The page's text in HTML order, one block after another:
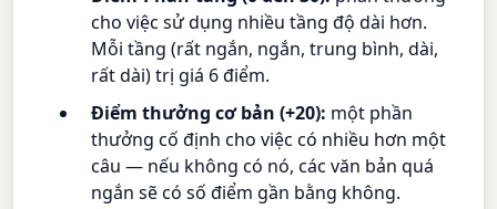
cho việc sử dụng nhiều tầng độ dài hơn.
Mỗi tầng (rất ngắn, ngắn, trung bình, dài,
rất dài) trị giá 6 điểm.
Điểm thưởng cơ bản (+20): một phần
thưởng cố định cho việc có nhiều hơn một
câu — nếu không có nó, các văn bản quá
ngắn sẽ có số điểm gần bằng không.